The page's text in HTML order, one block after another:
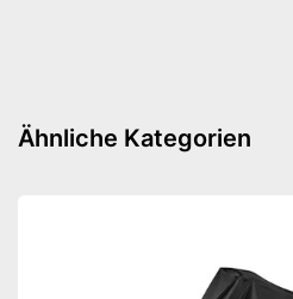
Ähnliche Kategorien